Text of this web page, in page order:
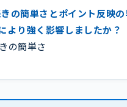
の簡単さとポイント反映
より強く影響しましたか？
の簡単さ